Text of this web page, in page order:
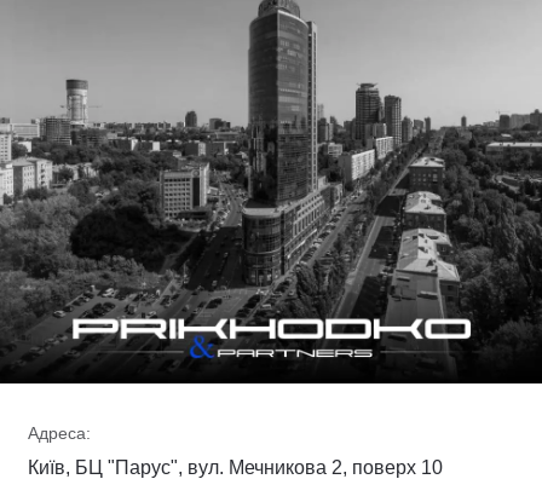
Адреса:
Київ, БЦ "Парус", вул. Мечникова 2, поверх 10